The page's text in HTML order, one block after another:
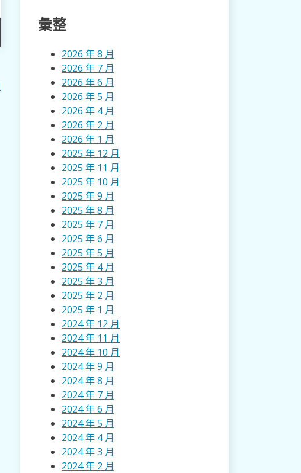
彙整
2026 年 8 月
2026 年 7 月
2026 年 6 月
2026 年 5 月
2026 年 4 月
2026 年 2 月
2026 年 1 月
2025 年 12 月
2025 年 11 月
2025 年 10 月
2025 年 9 月
2025 年 8 月
2025 年 7 月
2025 年 6 月
2025 年 5 月
2025 年 4 月
2025 年 3 月
2025 年 2 月
2025 年 1 月
2024 年 12 月
2024 年 11 月
2024 年 10 月
2024 年 9 月
2024 年 8 月
2024 年 7 月
2024 年 6 月
2024 年 5 月
2024 年 4 月
2024 年 3 月
2024 年 2 月